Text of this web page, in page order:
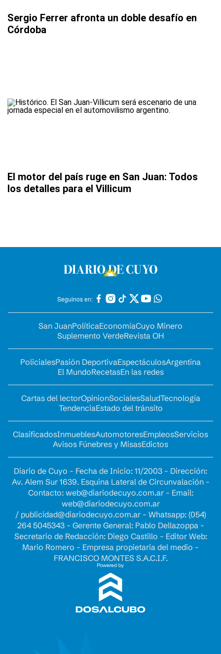
Sergio Ferrer afronta un doble desafío en
Córdoba
El motor del país ruge en San Juan: Todos
los detalles para el Villicum
Seguinos en:
San JuanPolíticaEconomíaCuyo Minero
Suplemento VerdeRevista OH
PolicialesPasión DeportivaEspectáculosArgentina
El MundoRecetasEn las redes
Cartas del lectorOpinionSocialesSaludTecnología
TendenciaEstado del tránsito
ClasificadosInmueblesAutomotoresEmpleosServicios
Avisos Fúnebres y MisasEdictos
Diario de Cuyo - Fecha de Inicio: 11/2003 - Dirección:
Av. Alem Sur 1639. Esquina Lateral de Circunvalación -
Contacto: web@diariodecuyo.com.ar- Email:
web@diariodecuyo.com.ar
/ publicidad@diariodecuyo.com.ar- Whatsapp: (054)
264 5045343 - Gerente General: Pablo Dellazoppa -
Secretario de Redacción: Diego Castillo - Editor Web:
Mario Romero - Empresa propietaria del medio -
FRANCISCO MONTES S.A.C.I.F.